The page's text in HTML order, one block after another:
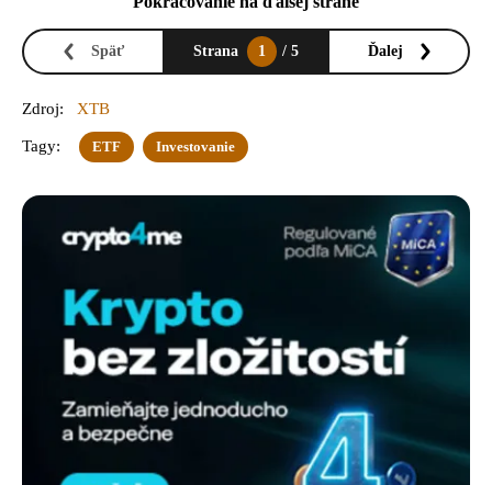
Späť Strana 1 / 5 Ďalej
Zdroj: XTB
Tagy: ETF Investovanie